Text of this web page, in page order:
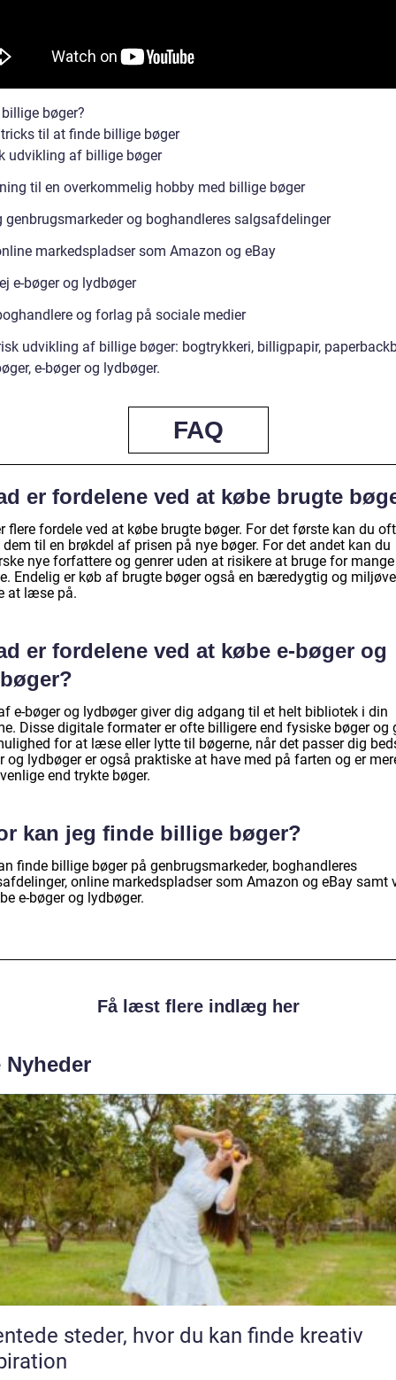
bøger?
til at finde billige bøger
udvikling af billige bøger
til en overkommelig hobby med billige bøger
genbrugsmarkeder og boghandleres salgsafdelinger
markedspladser som Amazon og eBay
e-bøger og lydbøger
og forlag på sociale medier
udvikling af billige bøger: bogtrykkeri, billigpapir,
e-bøger og lydbøger.
FAQ
er fordelene ved at købe brugte
flere fordele ved at købe brugte bøger. For det første kan du
til en brøkdel af prisen på nye bøger. For det andet kan du
nye forfattere og genrer uden at risikere at bruge for mange
Endelig er køb af brugte bøger også en bæredygtig og
at læse på.
er fordelene ved at købe e-bøger og
e-bøger og lydbøger giver dig adgang til et helt bibliotek i din
Disse digitale formater er ofte billigere end fysiske bøger og
for at læse eller lytte til bøgerne, når det passer dig
og lydbøger er også praktiske at have med på farten og er
end trykte bøger.
kan jeg finde billige bøger?
finde billige bøger på genbrugsmarkeder, boghandleres
online markedspladser som Amazon og eBay samt
e-bøger og lydbøger.
Få læst flere indlæg her
Nyheder
steder, hvor du kan finde kreativ